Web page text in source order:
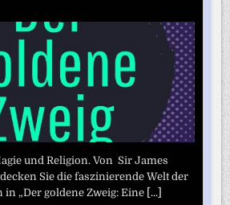
und Religion. Von Sir James
Sie die faszinierende Welt der
in „Der goldene Zweig: Eine [...]